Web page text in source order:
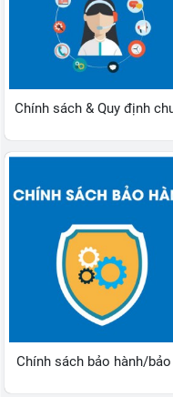
Chính sách & Quy định
Chính sách bảo hành/